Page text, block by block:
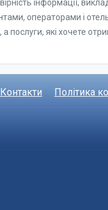
Контакти Політика